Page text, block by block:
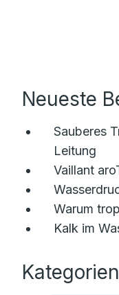
Neueste
Sauberes
Leitung
Vaillant
Warum
Kalk im
Kategorien